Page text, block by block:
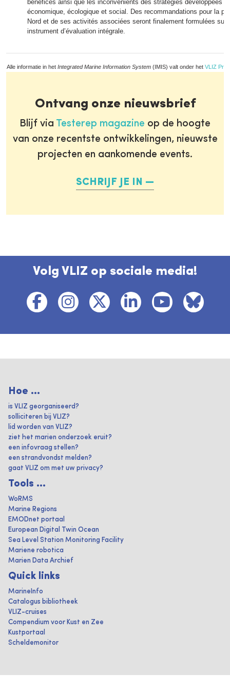
bénéfices ainsi que les inconvénients des stratégies développées
économique, écologique et social. Des recommandations pour la
Nord et de ses activités associées seront finalement formulées sur
instrument d’évaluation intégrale.
Alle informatie in het Integrated Marine Information System (IMIS) valt onder het VLIZ
Ontvang onze nieuwsbrief
Blijf via Testerep magazine op de hoogte
van onze recentste ontwikkelingen, nieuwste
projecten en aankomende events.
SCHRIJF JE IN
Volg VLIZ op sociale media!
Hoe ...
is VLIZ georganiseerd?
solliciteren bij VLIZ?
lid worden van VLIZ?
ziet het marien onderzoek eruit?
een infovraag stellen?
een strandvondst melden?
gaat VLIZ om met uw privacy?
Tools ...
WoRMS
Marine Regions
EMODnet portaal
European Digital Twin Ocean
Sea Level Station Monitoring Facility
Mariene robotica
Marien Data Archief
Quick links
MarineInfo
Catalogus bibliotheek
VLIZ-cruises
Compendium voor Kust en Zee
Kustportaal
Scheldemonitor